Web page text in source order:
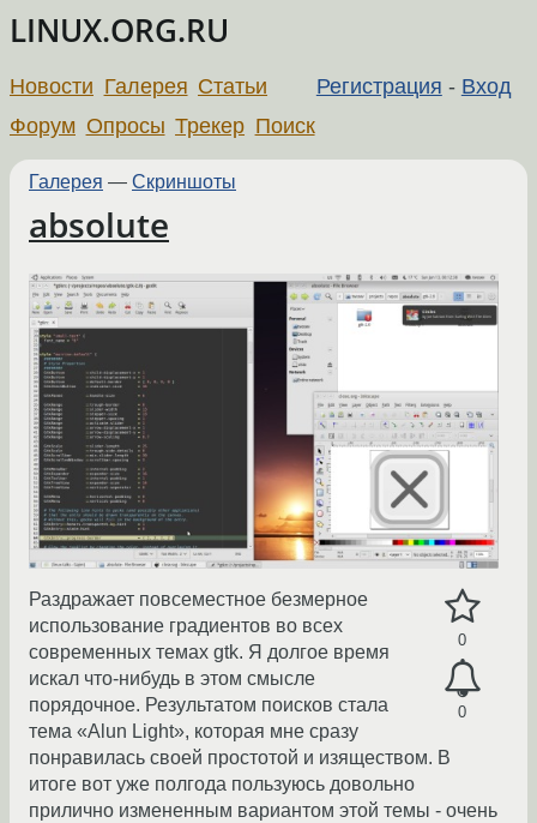
LINUX.ORG.RU
Регистрация - Вход
Новости Галерея Статьи
Форум Опросы Трекер Поиск
Галерея — Скриншоты
absolute
0
0
Раздражает повсеместное безмерное
использование градиентов во всех
современных темах gtk. Я долгое время
искал что-нибудь в этом смысле
порядочное. Результатом поисков стала
тема «Alun Light», которая мне сразу
понравилась своей простотой и изяществом. В
итоге вот уже полгода пользуюсь довольно
прилично измененным вариантом этой темы - очень